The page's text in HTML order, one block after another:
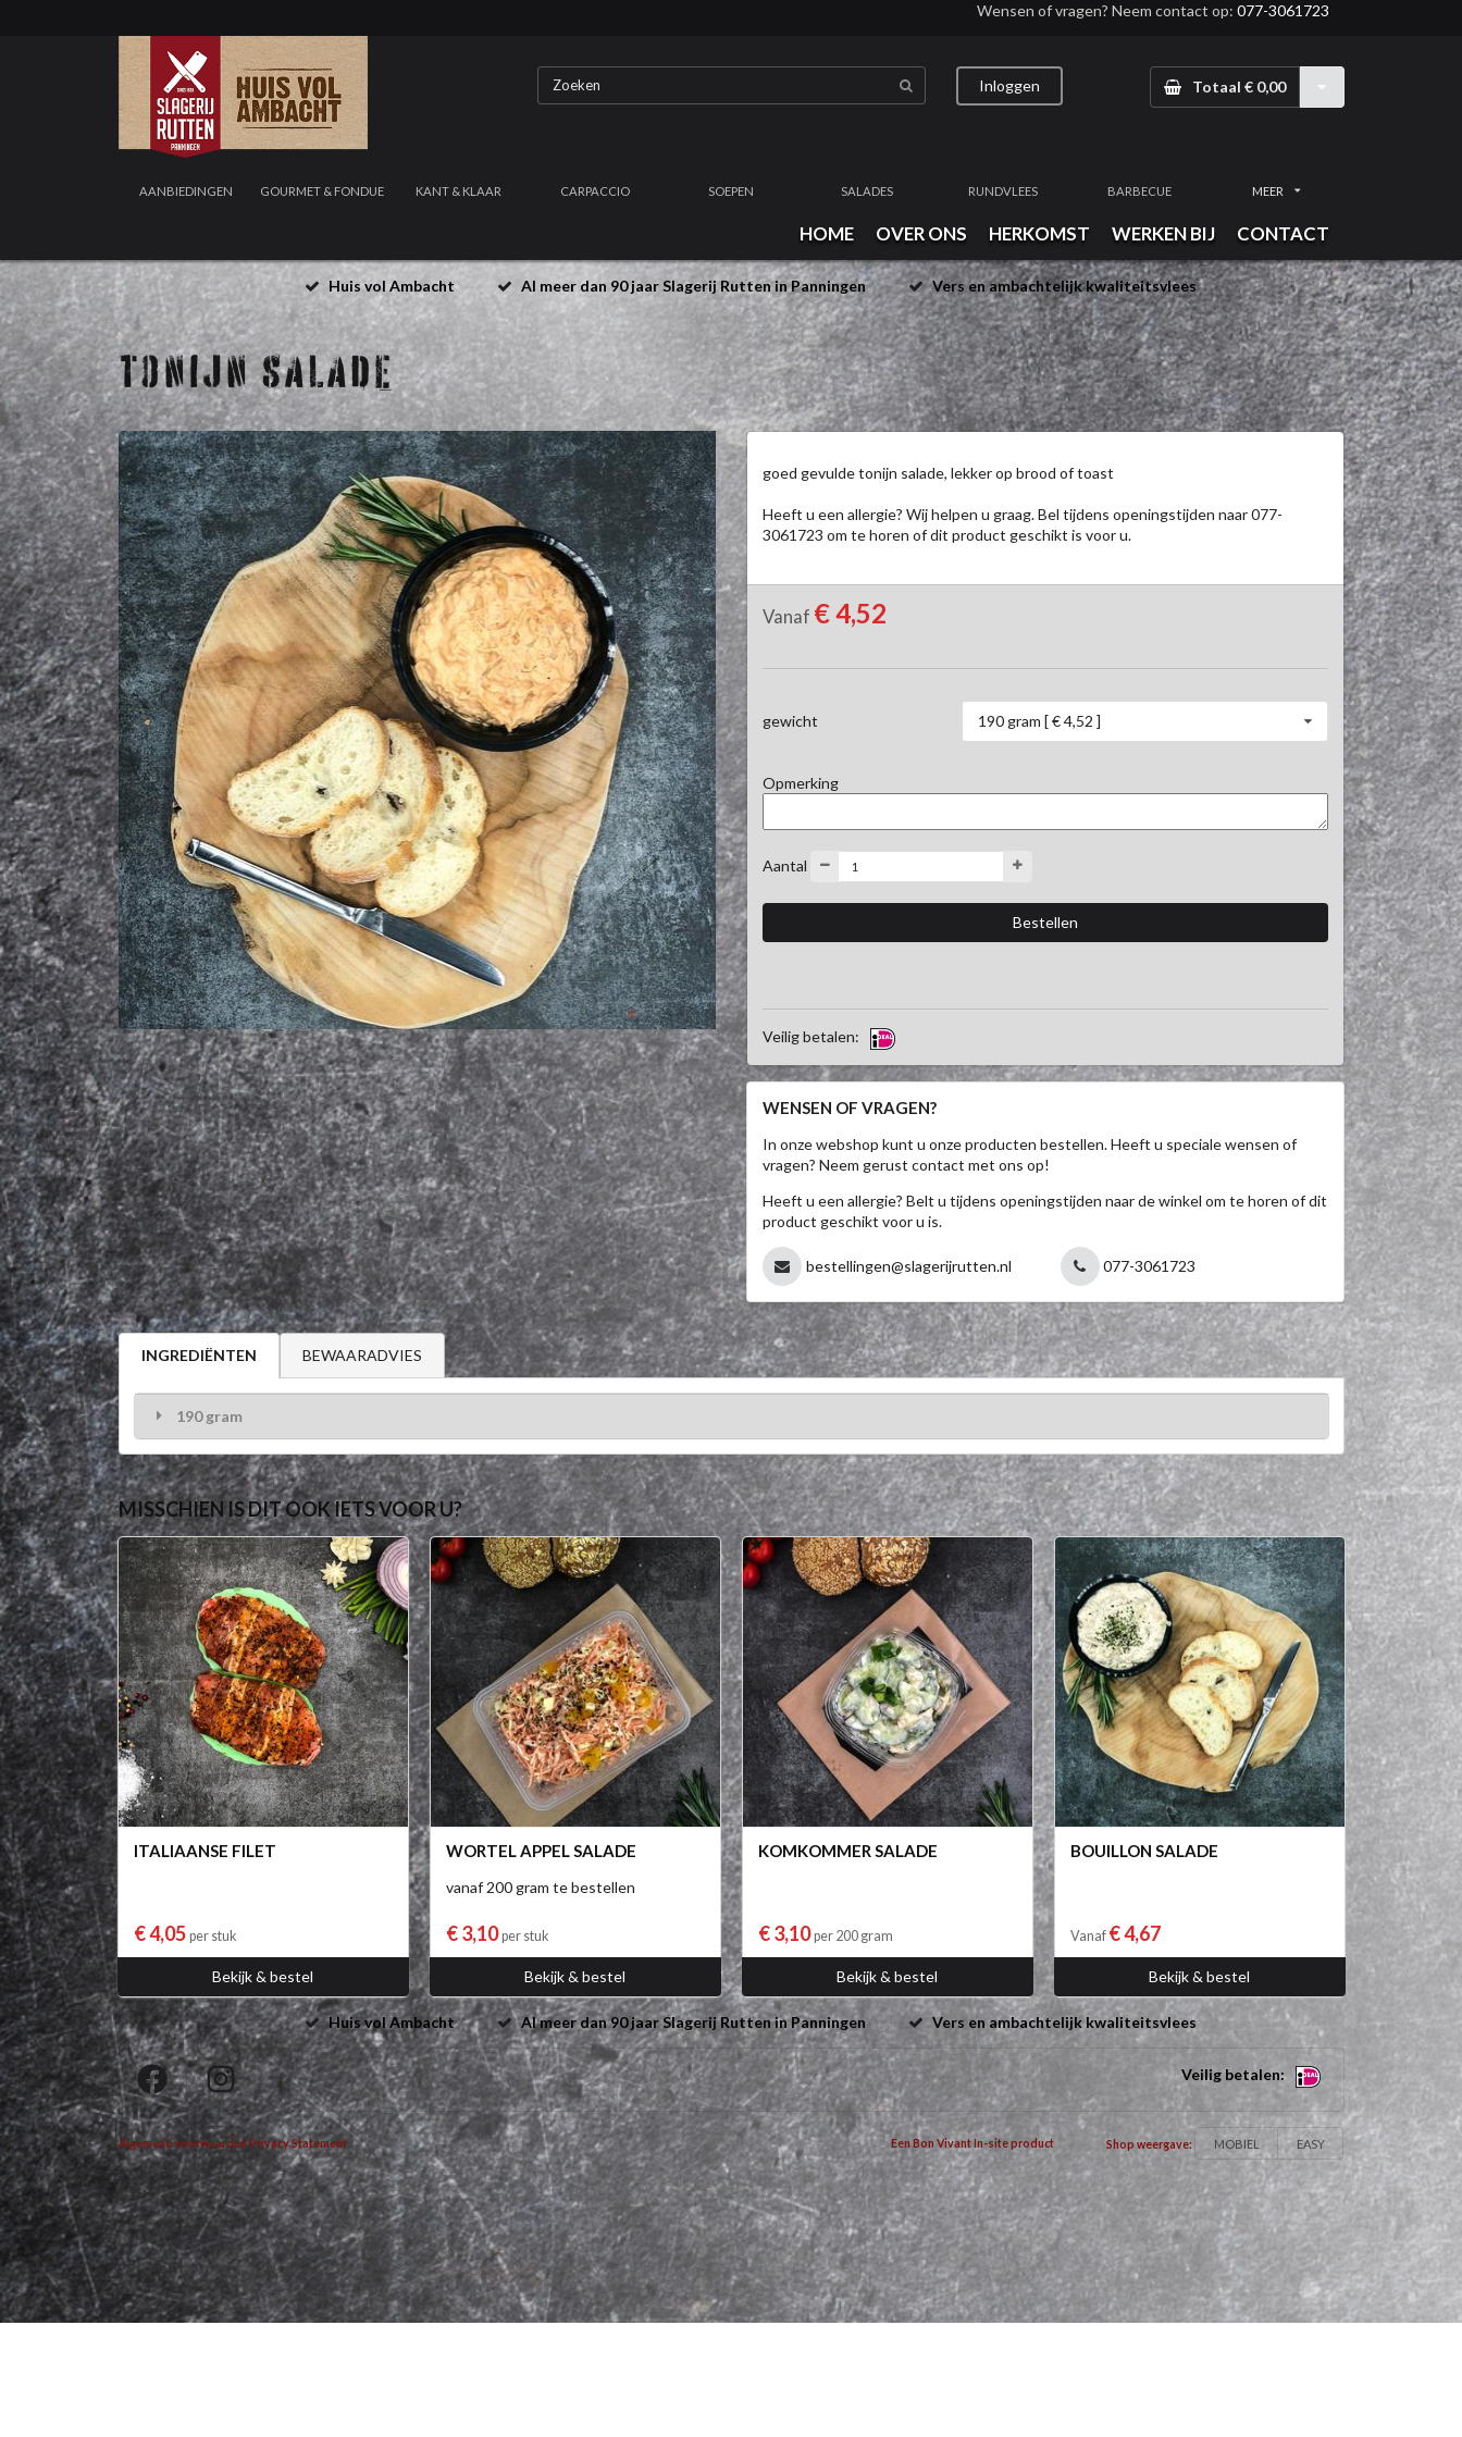
Wensen of vragen? Neem contact op: 077-3061723
Inloggen Totaal € 0,00
AANBIEDINGEN GOURMET & FONDUE KANT & KLAAR CARPACCIO SOEPEN SALADES RUNDVLEES BARBECUE MEER
HOME OVER ONS HERKOMST WERKEN BIJ CONTACT
Huis vol Ambacht Al meer dan 90 jaar Slagerij Rutten in Panningen Vers en ambachtelijk kwaliteitsvlees
TONIJN SALADE
goed gevulde tonijn salade, lekker op brood of toast
Heeft u een allergie? Wij helpen u graag. Bel tijdens openingstijden naar 077-
3061723 om te horen of dit product geschikt is voor u.
Vanaf € 4,52
gewicht 190 gram [ € 4,52 ]
Opmerking
Aantal
Veilig betalen:
WENSEN OF VRAGEN?
In onze webshop kunt u onze producten bestellen. Heeft u speciale wensen of
vragen? Neem gerust contact met ons op!
Heeft u een allergie? Belt u tijdens openingstijden naar de winkel om te horen of dit
product geschikt voor u is.
bestellingen@slagerijrutten.nl 077-3061723
INGREDIËNTEN BEWAARADVIES
190 gram
MISSCHIEN IS DIT OOK IETS VOOR U?
ITALIAANSE FILET
€ 4,05 per stuk
Bekijk & bestel
WORTEL APPEL SALADE
vanaf 200 gram te bestellen
€ 3,10per stuk
Bekijk & bestel
KOMKOMMER SALADE
€ 3,10per 200 gram
Bekijk & bestel
BOUILLON SALADE
Vanaf € 4,67
Bekijk & bestel
Huis vol Ambacht Al meer dan 90 jaar Slagerij Rutten in Panningen Vers en ambachtelijk kwaliteitsvlees
Veilig betalen:
Algemene voorwaarden Privacy Statement Een Bon Vivant In-site product Shop weergave: MOBIEL EASY